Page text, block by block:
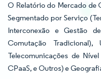
O Relatório do Mercado de
Segmentado por Serviço
Interconexão e Gestão
Comutação
Telecomunicações de
CPaaS, e Outros) e